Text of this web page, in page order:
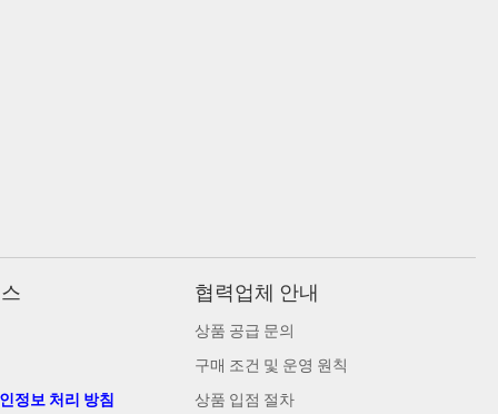
정보 처리 방침
협력업체 안내
상품 공급 문의
구매 조건 및 운영 원칙
상품 입점 절차